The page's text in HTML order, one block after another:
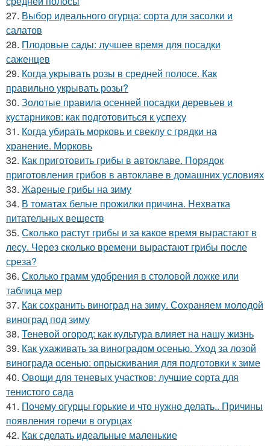
27. Выбор идеального огурца: сорта для засолки и
салатов
28. Плодовые сады: лучшее время для посадки
саженцев
29. Когда укрывать розы в средней полосе. Как
правильно укрывать розы?
30. Золотые правила осенней посадки деревьев и
кустарников: как подготовиться к успеху
31. Когда убирать морковь и свеклу с грядки на
хранение. Морковь
32. Как приготовить грибы в автоклаве. Порядок
приготовления грибов в автоклаве в домашних условиях
33. Жареные грибы на зиму
34. В томатах белые прожилки причина. Нехватка
питательных веществ
35. Сколько растут грибы и за какое время вырастают в
лесу. Через сколько времени вырастают грибы после
среза?
36. Сколько грамм удобрения в столовой ложке или
таблица мер
37. Как сохранить виноград на зиму. Сохраняем молодой
виноград под зиму
38. Теневой огород: как культура влияет на нашу жизнь
39. Как ухаживать за виноградом осенью. Уход за лозой
винограда осенью: опрыскивания для подготовки к зиме
40. Овощи для теневых участков: лучшие сорта для
тенистого сада
41. Почему огурцы горькие и что нужно делать.. Причины
появления горечи в огурцах
42. Как сделать идеальные маленькие